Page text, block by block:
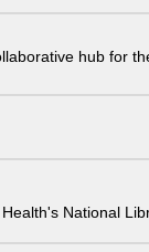
hub for
National